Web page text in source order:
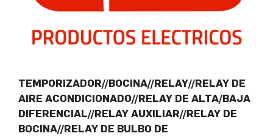
TEMPORIZADOR//BOCINA//RELAY//RELAY DE
AIRE ACONDICIONADO//RELAY DE ALTA/BAJA
DIFERENCIAL//RELAY AUXILIAR//RELAY DE
BOCINA//RELAY DE BULBO DE